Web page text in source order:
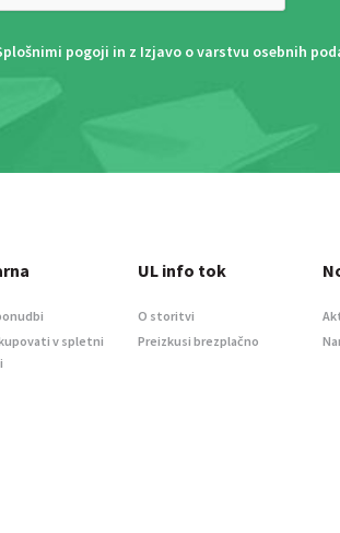
pogoji in z Izjavo o varstvu osebnih
v spletni
UL info tok
O storitvi
Preizkusi brezplačno